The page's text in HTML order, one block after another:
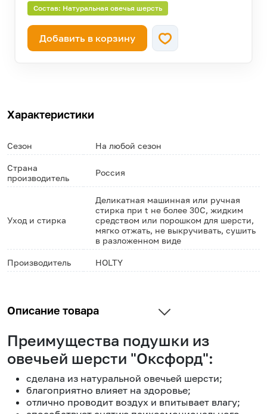
Состав: Натуральная овечья шерсть
Добавить в корзину
Характеристики
Сезон На любой сезон
Страна
производитель
Россия
Уход и стирка
Деликатная машинная или ручная
стирка при t не более 30С, жидким
средством или порошком для шерсти,
мягко отжать, не выкручивать, сушить
в разложенном виде
Производитель HOLTY
Описание товара
Преимущества подушки из
овечьей шерсти "Оксфорд":
сделана из натуральной овечьей шерсти;
благоприятно влияет на здоровье;
отлично проводит воздух и впитывает влагу;